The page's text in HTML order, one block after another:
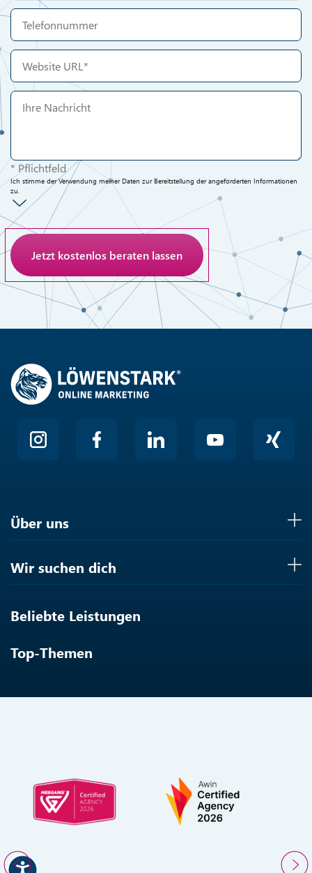
* Pflichtfeld
Ich stimme der Verwendung meiner Daten zur Bereitstellung der angeforderten Informationen
zu.
Anti-Roboter-Verifizierung
Hier klicken
Über uns
Wir suchen dich
Beliebte Leistungen
Top-Themen